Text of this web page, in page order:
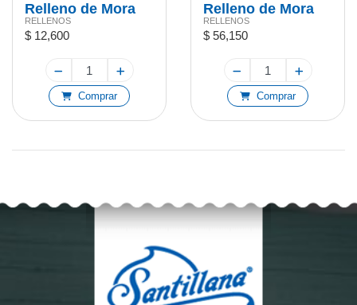
Relleno de Mora
1kg
RELLENOS
$ 12,600
Comprar
Relleno de Mora
4,5kg
RELLENOS
$ 56,150
Comprar